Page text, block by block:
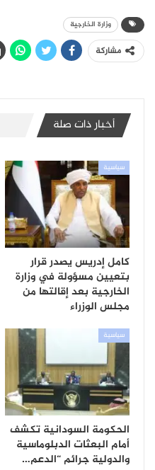
وزارة الخارجية
مشاركة
أخبار ذات صلة
سياسية
كامل إدريس يصدر قرار
بتعيين مسؤولة في وزارة
الخارجية بعد إقالتها من
مجلس الوزراء
سياسية
الحكومة السودانية تكشف
أمام البعثات الدبلوماسية
والدولية جرائم “الدعم…